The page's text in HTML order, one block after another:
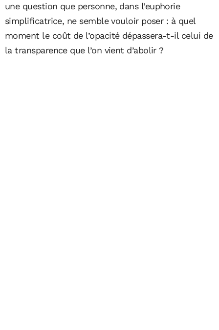
une question que personne, dans l’euphorie
simplificatrice, ne semble vouloir poser : à quel
moment le coût de l’opacité dépassera-t-il celui de
la transparence que l’on vient d’abolir ?